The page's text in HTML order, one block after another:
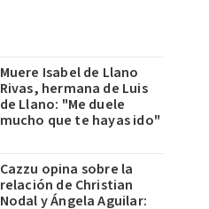
Muere Isabel de Llano
Rivas, hermana de Luis
de Llano: "Me duele
mucho que te hayas ido"
Cazzu opina sobre la
relación de Christian
Nodal y Ángela Aguilar: